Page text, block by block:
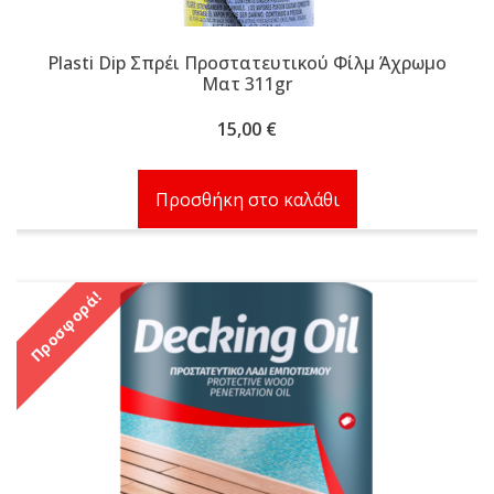
Plasti Dip Σπρέι Προστατευτικού Φίλμ Άχρωμο
Ματ 311gr
15,00 €
Προσθήκη στο καλάθι
Προσφορά!